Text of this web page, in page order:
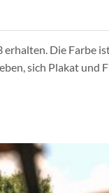
Die Farbe
sich Plakat und